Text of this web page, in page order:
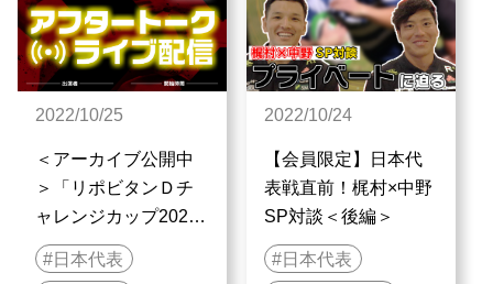
2022/10/25
＜アーカイブ公開中
＞「リポビタンＤチ
ャレンジカップ2022
日本代表 vs ニュージ
ーランド代表」アフ
日本代表
2022/10/24
【会員限定】日本代
表戦直前！梶村×中野
SP対談＜後編＞
日本代表